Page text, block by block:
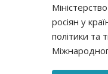
росіян у
політики та